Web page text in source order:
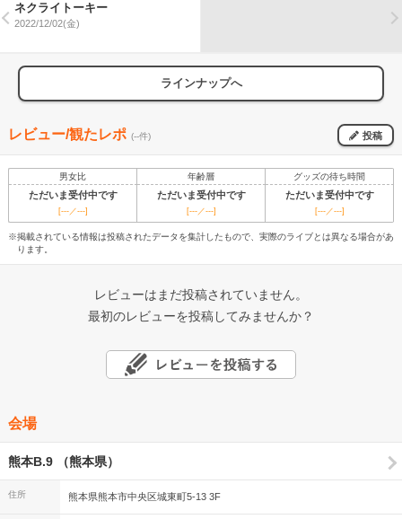
ネクライトーキー
2022/12/02(金)
ラインナップへ
レビュー/観たレポ (--件) 投稿
男女比 年齢層 グッズの待ち時間
ただいま受付中です ただいま受付中です ただいま受付中です
[---／---] [---／---] [---／---]
※掲載されている情報は投稿されたデータを集計したもので、実際のライブとは異なる場合があ
ります。
レビューはまだ投稿されていません。
最初のレビューを投稿してみませんか？
会場
熊本B.9 （熊本県）
住所 熊本県熊本市中央区城東町5-13 3F